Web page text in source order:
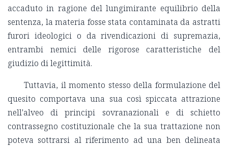
accaduto in ragione del lungimirante equilibrio della
sentenza, la materia fosse stata contaminata da astratti
furori ideologici o da rivendicazioni di supremazia,
entrambi nemici delle rigorose caratteristiche del
giudizio di legittimità.
Tuttavia, il momento stesso della formulazione del
quesito comportava una sua così spiccata attrazione
nell'alveo di principi sovranazionali e di schietto
contrassegno costituzionale che la sua trattazione non
poteva sottrarsi al riferimento ad una ben delineata